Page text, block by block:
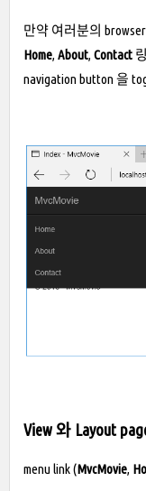
만약 여러분의
Home, About, Contact
navigation button 을
View 와 Layout
menu link (MvcMovie,